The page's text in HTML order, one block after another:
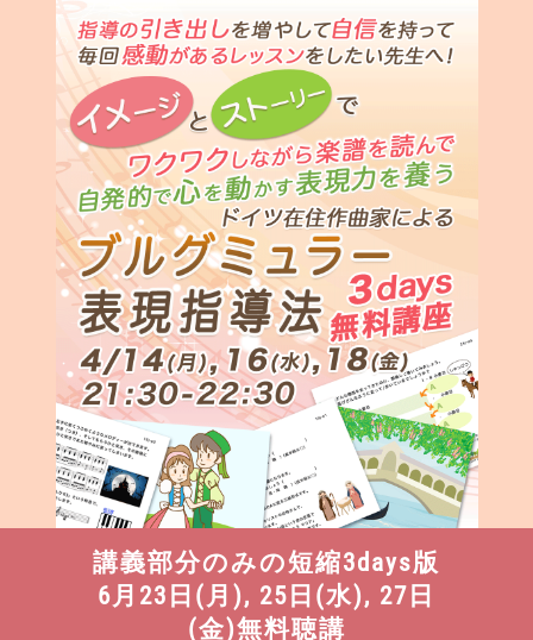
講義部分のみの短縮3days版
6月23日(月), 25日(水), 27日
(金)無料聴講